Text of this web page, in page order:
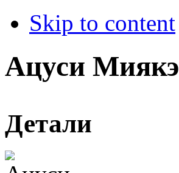
Skip to content
Ацуси Миякэ
Детали